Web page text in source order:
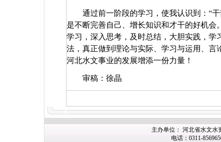
通过前一阶段的学习，使我认识到：“
是不断完善自己、增长知识和才干的好机会
学习，深入思考，及时总结，大胆实践，
法，真正做到理论与实际、学习与运用、
河北水文事业的发展增添一份力量！
审稿：徐晶
主办单位： 河北省水文水
电话：0311-